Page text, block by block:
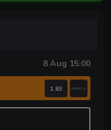
8 Aug 15:00
1.83